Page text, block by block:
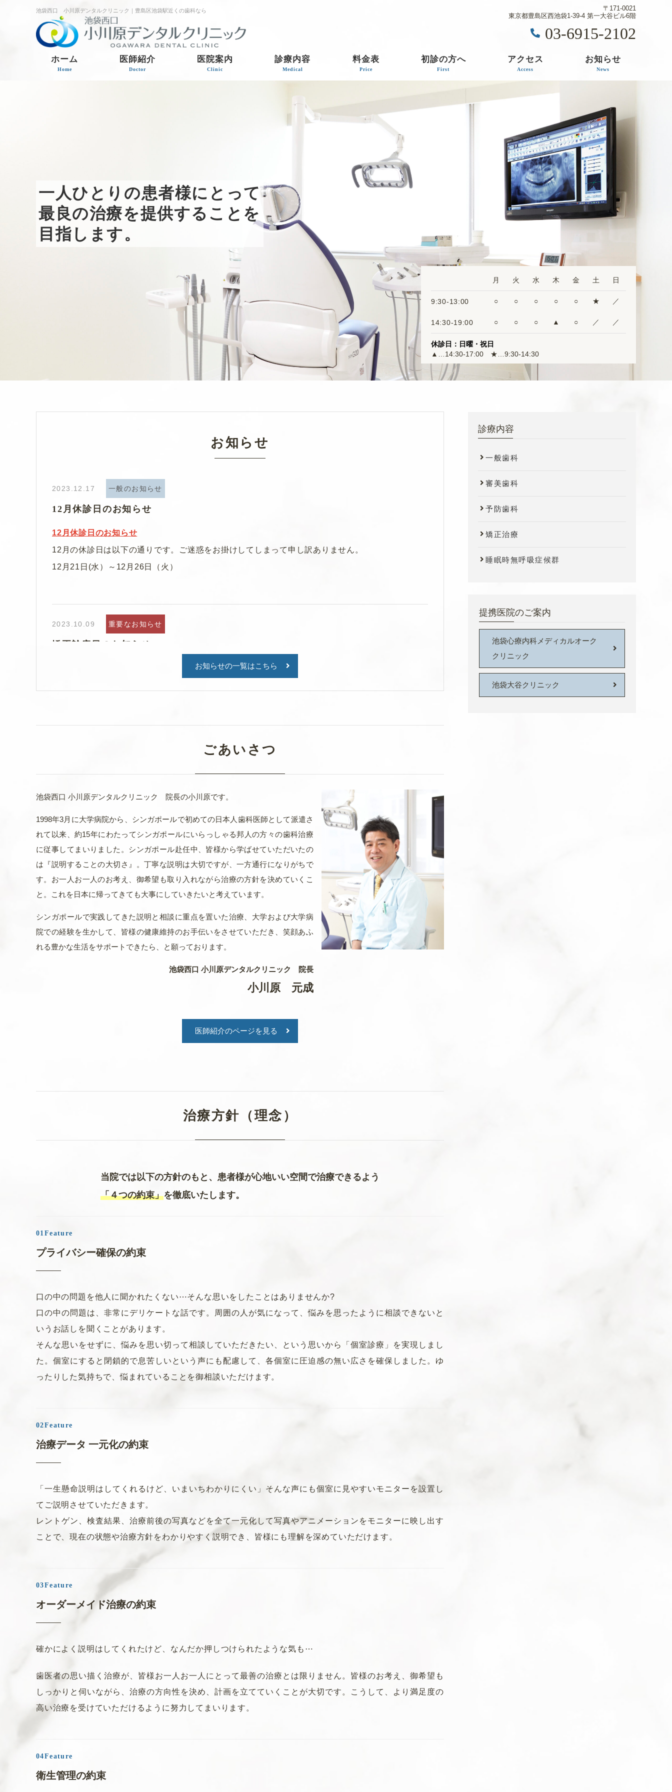
池袋西口 小川原デンタルクリニック｜豊島区池袋駅近くの歯科なら
〒171-0021
東京都豊島区西池袋1-39-4 第一大谷ビル6階
03-6915-2102
ホーム
Home
医師紹介
Doctor
医院案内
Clinic
診療内容
Medical
料金表
Price
初診の方へ
First
アクセス
Access
お知らせ
News
一人ひとりの患者様にとって
最良の治療を提供することを
目指します。
月 火 水 木 金 土 日
9:30-13:00 ○ ○ ○ ○ ○ ★ ／
14:30-19:00 ○ ○ ○ ▲ ○ ／ ／
休診日：日曜・祝日
▲…14:30-17:00 ★…9:30-14:30
お知らせ
2023.12.17 一般のお知らせ
12月休診日のお知らせ
12月休診日のお知らせ
12月の休診日は以下の通りです。ご迷惑をお掛けしてしまって申し訳ありません。
12月21日(水）～12月26日（火）
2023.10.09 重要なお知らせ
矯正診療日のお知らせ
は、以下の通りです。
10月19日(木）
ご迷惑をお掛けして申し訳ありませんが、よろしくお願いいたします。
2023.09.03 一般のお知らせ
2023年9月 休診日のお知らせになります
9月は、下記の日程で休診とさせていただきます。
9月13日(水)
9月14日(木)
2月17日（金） 終日
皆様、新年明けましておめでとうございます。
年が明けて1月の休診日はございません。
2022.12.05 重要なお知らせ
年末年始休診日のお知らせ
令和4年12月27日（火）～令和5年1月3日（火）
2022.12.05 一般のお知らせ
12月 8日（木） 9:30～13:00
12月22日（木） 15:00～17:00
9月の休診日につきまして
9月の休診日のお知らせです。ご迷惑をお掛けしてしまって申し訳ありませんが、ご理解の程よろしくお願
9月28日（水）終日休診
お知らせの一覧はこちら
ごあいさつ
池袋西口 小川原デンタルクリニック 院長の小川原です。
1998年3月に大学病院から、シンガポールで初めての日本人歯科医師として派遣さ
れて以来、約15年にわたってシンガポールにいらっしゃる邦人の方々の歯科治療
に従事してまいりました。シンガポール赴任中、皆様から学ばせていただいたの
は『説明することの大切さ』。丁寧な説明は大切ですが、一方通行になりがちで
す。お一人お一人のお考え、御希望も取り入れながら治療の方針を決めていくこ
と。これを日本に帰ってきても大事にしていきたいと考えています。
シンガポールで実践してきた説明と相談に重点を置いた治療、大学および大学病
院での経験を生かして、皆様の健康維持のお手伝いをさせていただき、笑顔あふ
れる豊かな生活をサポートできたら、と願っております。
池袋西口 小川原デンタルクリニック 院長
小川原 元成
医師紹介のページを見る
治療方針（理念）
当院では以下の方針のもと、患者様が心地いい空間で治療できるよう
「４つの約束」を徹底いたします。
プライバシー確保の約束
口の中の問題を他人に聞かれたくない⋯そんな思いをしたことはありませんか?
口の中の問題は、非常にデリケートな話です。
周囲の人が気になって、悩みを思ったように相談できないと
いうお話しを聞くことがあります。
そんな思いをせずに、悩みを思い切って相談し ていただきたい、という思いから「個室診療」を実現しまし
た。個室にすると閉鎖的で息苦しい という声にも配慮して、各個室に圧迫感の無い 広さを確保しました。ゆ
ったりした気持ちで、悩 まれていることを御相談いただけます。
治療データ 一元化の約束
「一生懸命説明はしてくれるけど、いまいちわか りにくい」そんな声にも個室に見やすいモニター を設置し
てご説明させていただきます。
レントゲン、検査結果、治療前後の写真などを全て一元化して写真やアニメーションをモニターに映し出す
ことで、現在の状態や治療方針をわかりやすく説明でき、皆様にも理解を深めていただけます。
オーダーメイド治療の約束
確かによく説明はしてくれたけど、なんだか押しつけられたような気も⋯
歯医者の思い描く治療が、皆様お一人お一人にとって最善の治療とは限りません。皆様のお考え、御希望も
しっかりと伺いながら、治療の方向性を決め、計画を立てていくことが大切です。こうして、より満足度の
高い治療を受けていただけるように努力してまいります。
衛生管理の約束
診療内容
一般歯科
審美歯科
予防歯科
矯正治療
睡眠時無呼吸症候群
提携医院のご案内
池袋心療内科メディカルオーク
クリニック
池袋大谷クリニック